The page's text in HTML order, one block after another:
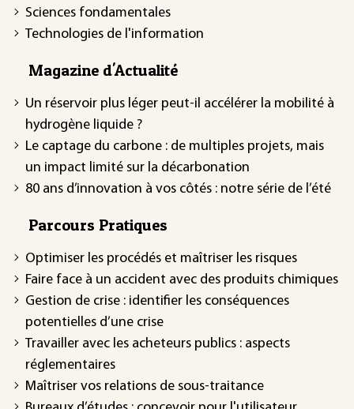
Sciences fondamentales
Technologies de l'information
Magazine d'Actualité
Un réservoir plus léger peut-il accélérer la mobilité à
hydrogène liquide ?
Le captage du carbone : de multiples projets, mais
un impact limité sur la décarbonation
80 ans d’innovation à vos côtés : notre série de l’été
Parcours Pratiques
Optimiser les procédés et maîtriser les risques
Faire face à un accident avec des produits chimiques
Gestion de crise : identifier les conséquences
potentielles d’une crise
Travailler avec les acheteurs publics : aspects
réglementaires
Maîtriser vos relations de sous-traitance